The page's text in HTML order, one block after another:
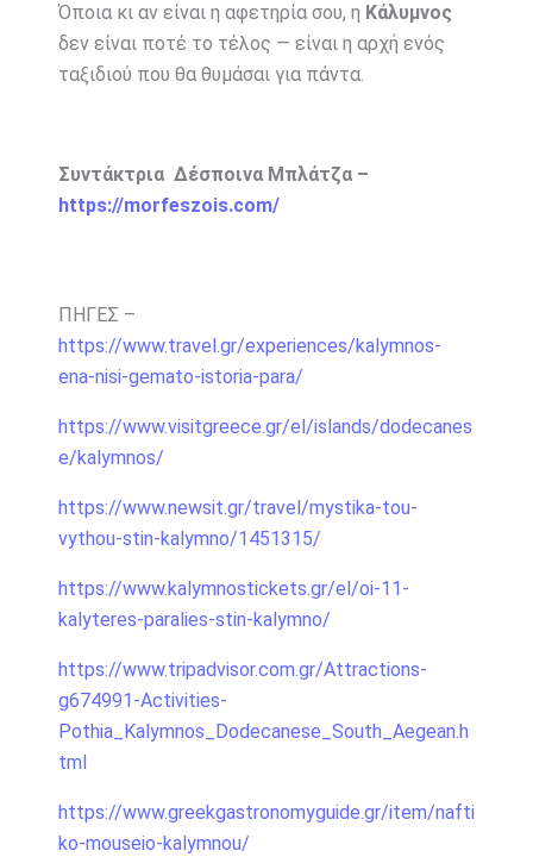
Όποια κι αν είναι η αφετηρία σου, η Κάλυμνος
δεν είναι ποτέ το τέλος — είναι η αρχή ενός
ταξιδιού που θα θυμάσαι για πάντα.
Συντάκτρια Δέσποινα Μπλάτζα –
https://morfeszois.com/
ΠΗΓΕΣ –
https://www.travel.gr/experiences/kalymnos-
ena-nisi-gemato-istoria-para/
https://www.visitgreece.gr/el/islands/dodecanes
e/kalymnos/
https://www.newsit.gr/travel/mystika-tou-
vythou-stin-kalymno/1451315/
https://www.kalymnostickets.gr/el/oi-11-
kalyteres-paralies-stin-kalymno/
https://www.tripadvisor.com.gr/Attractions-
g674991-Activities-
Pothia_Kalymnos_Dodecanese_South_Aegean.h
tml
https://www.greekgastronomyguide.gr/item/nafti
ko-mouseio-kalymnou/